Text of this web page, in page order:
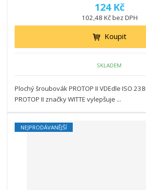
124 Kč
102,48 Kč bez DPH
Koupit
SKLADEM
Plochý šroubovák PROTOP II VDEdle ISO
PROTOP II značky WITTE vylepšuje ...
NEJPRODÁVANĚJŠÍ